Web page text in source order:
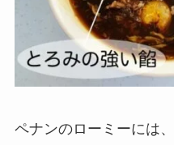
ペナンのローミーには、